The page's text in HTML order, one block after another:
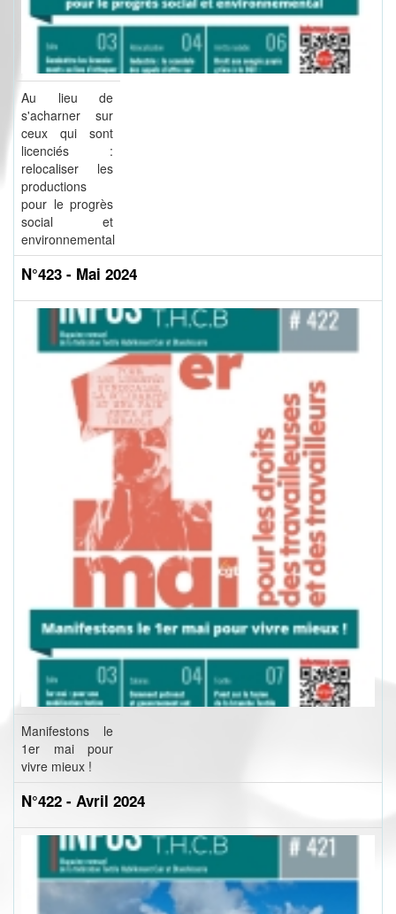
Au lieu de
s'acharner sur
ceux qui sont
licenciés :
relocaliser les
productions
pour le progrès
social et
environnemental
N°423 - Mai 2024
Manifestons le
1er mai pour
vivre mieux !
N°422 - Avril 2024